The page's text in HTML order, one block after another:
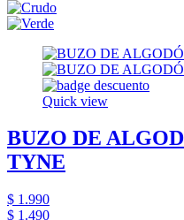
Quick view
BUZO DE
TYNE
$ 1.990
$ 1.490